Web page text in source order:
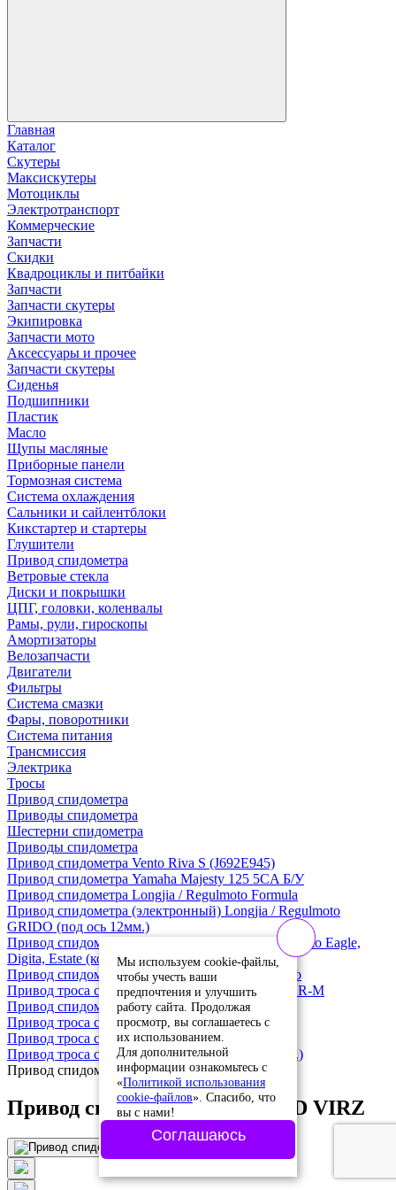
Главная
Каталог
Скутеры
Максискутеры
Мотоциклы
Электротранспорт
Коммерческие
Запчасти
Скидки
Квадроциклы и питбайки
Запчасти
Запчасти скутеры
Экипировка
Запчасти мото
Аксессуары и прочее
Запчасти скутеры
Сиденья
Подшипники
Пластик
Масло
Щупы масляные
Приборные панели
Тормозная система
Система охлаждения
Сальники и сайлентблоки
Кикстартер и стартеры
Глушители
Привод спидометра
Ветровые стекла
Диски и покрышки
ЦПГ, головки, коленвалы
Рамы, рули, гироскопы
Амортизаторы
Велозапчасти
Двигатели
Фильтры
Система смазки
Фары, поворотники
Система питания
Трансмиссия
Электрика
Тросы
Привод спидометра
Приводы спидометра
Шестерни спидометра
Приводы спидометра
Привод спидометра Vento Riva S (J692E945)
Привод спидометра Yamaha Majesty 125 5CA Б/У
Привод спидометра Longjia / Regulmoto Formula
Привод спидометра (электронный) Longjia / Regulmoto
GRIDO (под ось 12мм.)
Привод спидометра (ось 12 мм.) Longjia / Regulmoto Eagle,
Digita, Estate (колосная база 12")
Привод спидометра (электронный) Vento Inferno
Привод троса спидометра Honda Lead SCOOTER-M
Привод спидометра R50, LEAD VIRZ
Привод троса спидометра Yamaha CN
Привод троса спидометра Honda Lead CN
Привод троса спидометра Suzuki (под ось 10мм.)
Привод спидометра R50, LEAD VIRZ
Привод спидометра R50, LEAD VIRZ
Мы используем cookie-файлы,
чтобы учесть ваши
предпочтения и улучшить
работу сайта. Продолжая
просмотр, вы соглашаетесь с
их использованием.
Для дополнительной
информации ознакомьтесь с
«Политикой использования
cookie-файлов». Спасибо, что
вы с нами!
Соглашаюсь